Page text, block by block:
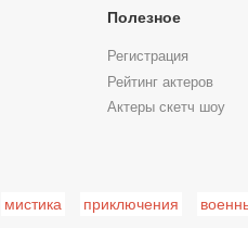
Полезное
Регистрация
Рейтинг актеров
Актеры скетч шоу
мистика приключения